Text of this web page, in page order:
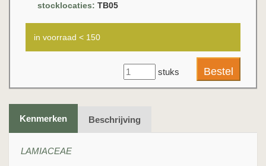
stocklocaties: TB05
in voorraad < 150
stuks
Kenmerken Beschrijving
LAMIACEAE